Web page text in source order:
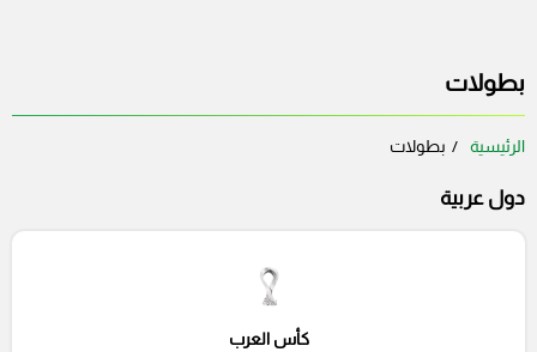
بطولات
الرئيسية بطولات
دول عربية
كأس العرب